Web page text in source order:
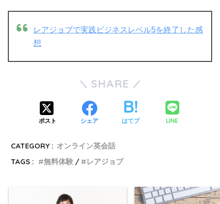
レアジョブで実践ビジネスレベル5を終了した感
想
SHARE
ポスト シェア はてブ LINE
CATEGORY : オンライン英会話
TAGS :
無料体験 レアジョブ